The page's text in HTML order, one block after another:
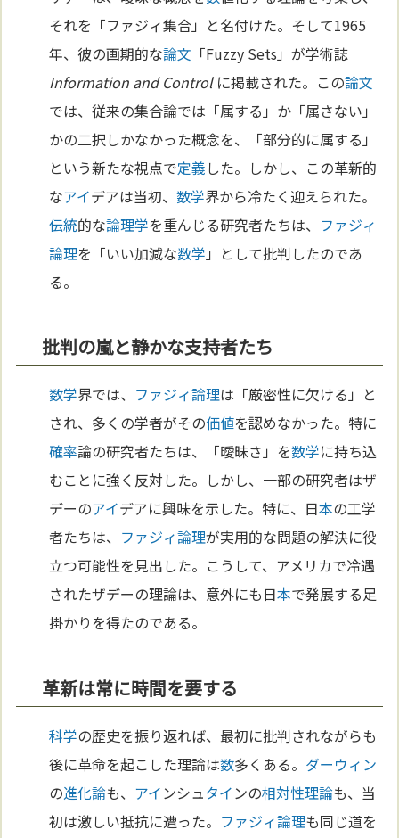
それを「ファジィ集合」と名付けた。そして1965
年、彼の画期的な論文 「Fuzzy Sets」が学術誌
Information and Controlに掲載された。この論文
では、従来の集合論では「属する」か「属さない」
かの二択しかなかった概念を、「部分的に属する」
という新たな視点で定義した。しかし、この革新的
なアイデアは当初、数学界から冷たく迎えられた。
伝統的な論理学を重んじる研究者たちは、 ファジィ
論理を「いい加減な数学 」として批判したのであ
る。
批判の嵐と静かな支持者たち
数学界では、 ファジィ論理は「厳密性に欠ける」と
され、多くの学者がその価値を認めなかった。特に
確率論の研究者たちは、「曖昧さ」を数学に持ち込
むことに強く反対した。しかし、一部の研究者はザ
デーのアイデアに興味を示した。特に、日本の工学
者たちは、 ファジィ論理が実用的な問題の解決に役
立つ可能性を見出した。こうして、アメリカで冷遇
されたザデーの理論は、意外にも日本で発展する足
掛かりを得たのである。
革新は常に時間を要する
科学の歴史を振り返れば、最初に批判されながらも
後に革命を起こした理論は数多くある。 ダーウィン
の進化論も、 アインシュタインの相対性理論も、当
初は激しい抵抗に遭った。 ファジィ論理も同じ道を